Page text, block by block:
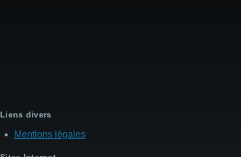
Liens divers
Mentions légales